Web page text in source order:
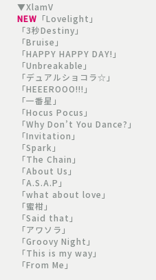
▼XlamV
NEW 「Lovelight」
「3秒Destiny」
「Bruise」
「HAPPY HAPPY DAY!」
「Unbreakable」
「デュアルショコラ☆」
「HEEEROOO!!!」
「一番星」
「Hocus Pocus」
「Why Don’t You Dance?」
「Invitation」
「Spark」
「The Chain」
「About Us」
「A.S.A.P」
「what about love」
「蜜柑」
「Said that」
「アワソラ」
「Groovy Night」
「This is my way」
「From Me」